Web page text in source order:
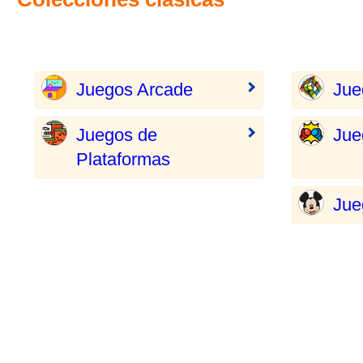
Juegos Arcade
Juegos de
Plataformas